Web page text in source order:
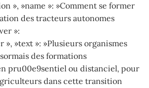
», »name »: »Comment se former
des tracteurs autonomes
»:
», »text »: »Plusieurs organismes
des formations
pru00e9sentiel ou distanciel, pour
dans cette transition